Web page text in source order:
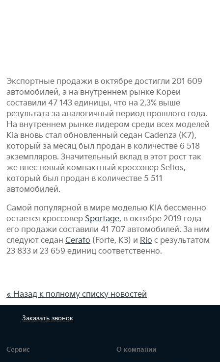
Экспортные продажи в октябре достигли 201 609
автомобилей, а на внутреннем рынке Кореи
составили 47 143 единицы, что на 2,3% выше
результата за аналогичный период прошлого года.
На внутреннем рынке лидером среди всех моделей
Kia вновь стал обновленный седан Cadenza (K7),
который за месяц был продан в количестве 6 518
экземпляров. Значительный вклад в этот рост так
же внес новый компактный кроссовер Seltos,
который был продан в количестве 5 511
автомобилей.
Самой популярной в мире моделью KIA бессменно
остается кроссовер Sportage, в октябре 2019 года
его продажи составили 41 707 автомобилей. За ним
следуют седанCerato (Forte, K3) и Rio с результатом
23 833 и 23 659 единиц соответственно.
« Назад к полному списку новостей
Заказать звонок
Сервис О компании